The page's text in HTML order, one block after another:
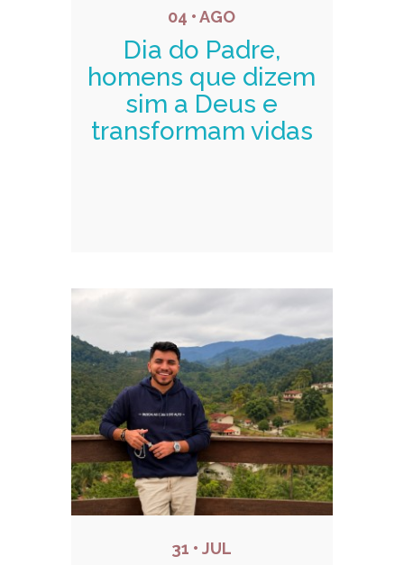
04 • AGO
Dia do Padre,
homens que dizem
sim a Deus e
transformam vidas
31 • JUL